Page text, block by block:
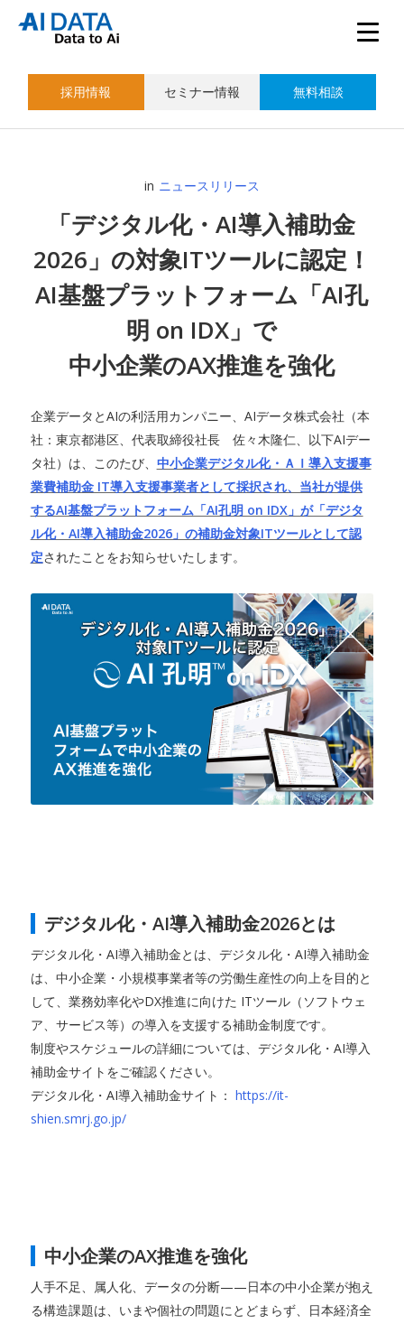
採用情報 セミナー情報 無料相談
in ニュースリリース
「デジタル化・AI導入補助金
2026」の対象ITツールに認定！
AI基盤プラットフォーム「AI孔
明 on IDX」で
中小企業のAX推進を強化
企業データとAIの利活用カンパニー、AIデータ株式会社（本
社：東京都港区、代表取締役社長 佐々木隆仁、以下AIデー
タ社）は、このたび、 中小企業デジタル化・ＡＩ導入支援事
業費補助金 IT導入支援事業者として採択され、当社が提供
するAI基盤プラットフォーム「AI孔明 on IDX」が「デジタ
ル化・AI導入補助金2026」の補助金対象ITツールとして認
定されたことをお知らせいたします。
デジタル化・AI導入補助金2026とは
デジタル化・AI導入補助金とは、デジタル化・AI導入補助金
は、中小企業・小規模事業者等の労働生産性の向上を目的と
して、業務効率化やDX推進に向けた ITツール（ソフトウェ
ア、サービス等）の導入を支援する補助金制度です。
制度やスケジュールの詳細については、デジタル化・AI導入
補助金サイトをご確認ください。
デジタル化・AI導入補助金サイト： https://it-
shien.smrj.go.jp/
中小企業のAX推進を強化
人手不足、属人化、データの分断——日本の中小企業が抱え
る構造課題は、いまや個社の問題にとどまらず、日本経済全